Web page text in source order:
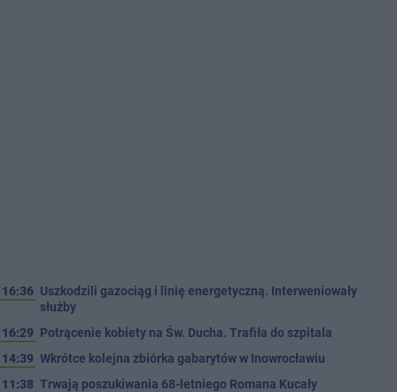
16:36 Uszkodzili gazociąg i linię energetyczną. Interweniowały
służby
16:29 Potrącenie kobiety na Św. Ducha. Trafiła do szpitala
14:39 Wkrótce kolejna zbiórka gabarytów w Inowrocławiu
11:38 Trwają poszukiwania 68-letniego Romana Kucały